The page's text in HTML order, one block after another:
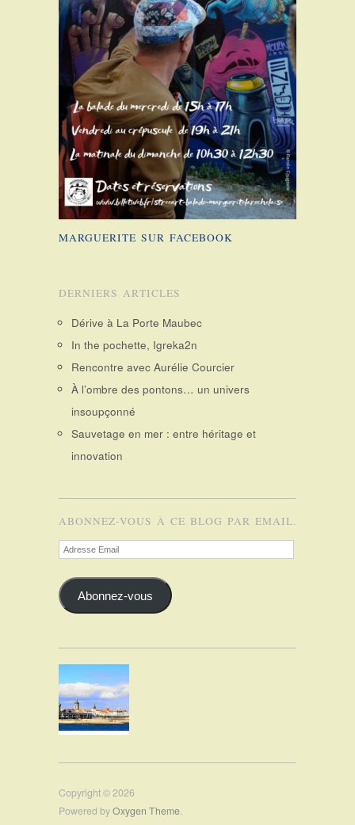
MARGUERITE SUR FACEBOOK
DERNIERS ARTICLES
Dérive à La Porte Maubec
In the pochette, Igreka2n
Rencontre avec Aurélie Courcier
À l’ombre des pontons… un univers
insoupçonné
Sauvetage en mer : entre héritage et
innovation
ABONNEZ-VOUS À CE BLOG PAR EMAIL.
Adresse
Email
Abonnez-vous
Copyright © 2026
Powered byOxygen Theme.